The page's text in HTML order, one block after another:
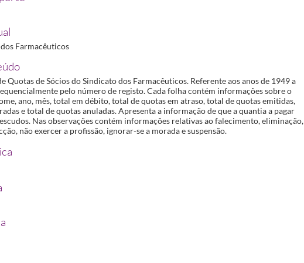
Farmacêuticos
Quotas de Sócios do Sindicato dos Farmacêuticos. Referente aos anos de 1949 a
pelo número de registo. Cada folha contém informações sobre o
ano, mês, total em débito, total de quotas em atraso, total de quotas emitidas,
e total de quotas anuladas. Apresenta a informação de que a quantia a pagar
Nas observações contém informações relativas ao falecimento, eliminação,
não exercer a profissão, ignorar-se a morada e suspensão.